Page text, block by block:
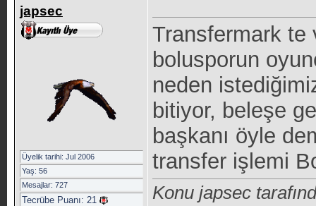
japsec
Üyelik tarihi: Jul 2006
Yaş: 56
Mesajlar: 727
Tecrübe Puanı: 21
Transfermark te
bolusporun
neden
bitiyor, beleşe
başkanı öyle
transfer işlemi
Konu japsec